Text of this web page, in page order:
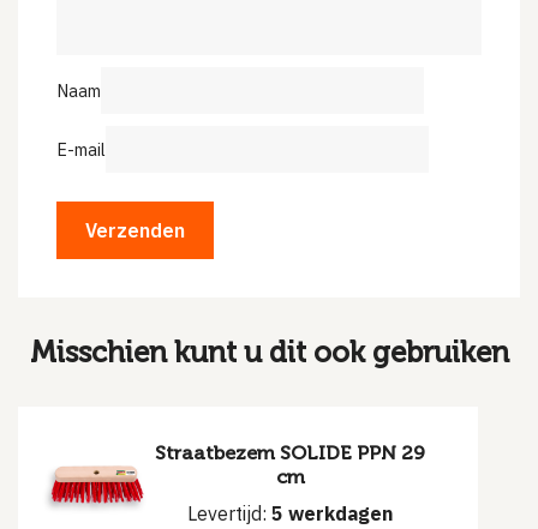
Naam
E-mail
Misschien kunt u dit ook gebruiken
Straatbezem SOLIDE PPN 29
cm
Levertijd: 5 werkdagen